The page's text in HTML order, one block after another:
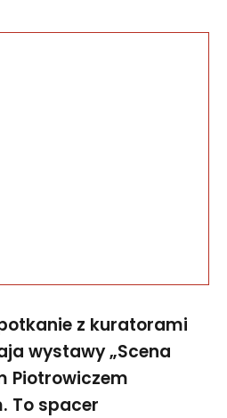
z kuratorami trwającej
z kuratorami
wystawy „Scena
Piotrowiczem
To spacer